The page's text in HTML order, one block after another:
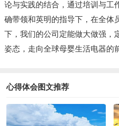
论与实践的结合，通过培训与工
确带领和英明的指导下，在全体
下，我们的公司定能做大做强，
姿态，走向全球母婴生活电器的
心得体会图文推荐